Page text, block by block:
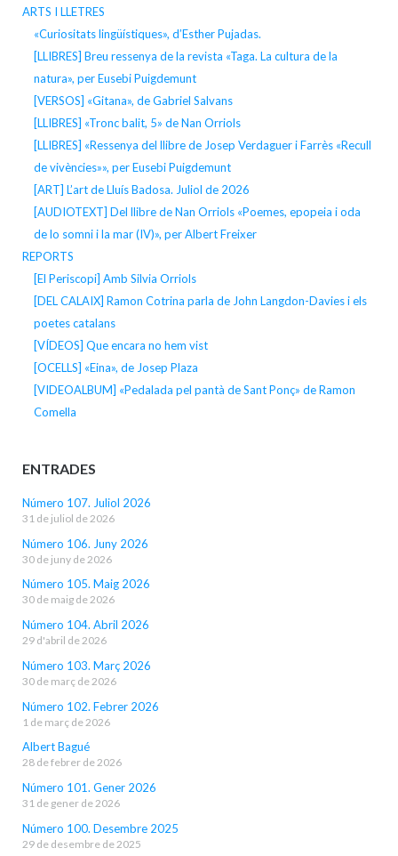
ARTS I LLETRES
«Curiositats lingüístiques», d’Esther Pujadas.
[LLIBRES] Breu ressenya de la revista «Taga. La cultura de la
natura», per Eusebi Puigdemunt
[VERSOS] «Gitana», de Gabriel Salvans
[LLIBRES] «Tronc balit, 5» de Nan Orriols
[LLIBRES] «Ressenya del llibre de Josep Verdaguer i Farrès «Recull
de vivències»», per Eusebi Puigdemunt
[ART] L’art de Lluís Badosa. Juliol de 2026
[AUDIOTEXT] Del llibre de Nan Orriols «Poemes, epopeia i oda
de lo somni i la mar (IV)», per Albert Freixer
REPORTS
[El Periscopi] Amb Silvia Orriols
[DEL CALAIX] Ramon Cotrina parla de John Langdon-Davies i els
poetes catalans
[VÍDEOS] Que encara no hem vist
[OCELLS] «Eina», de Josep Plaza
[VIDEOALBUM] «Pedalada pel pantà de Sant Ponç» de Ramon
Comella
ENTRADES
Número 107. Juliol 2026
31 de juliol de 2026
Número 106. Juny 2026
30 de juny de 2026
Número 105. Maig 2026
30 de maig de 2026
Número 104. Abril 2026
29 d'abril de 2026
Número 103. Març 2026
30 de març de 2026
Número 102. Febrer 2026
1 de març de 2026
Albert Bagué
28 de febrer de 2026
Número 101. Gener 2026
31 de gener de 2026
Número 100. Desembre 2025
29 de desembre de 2025